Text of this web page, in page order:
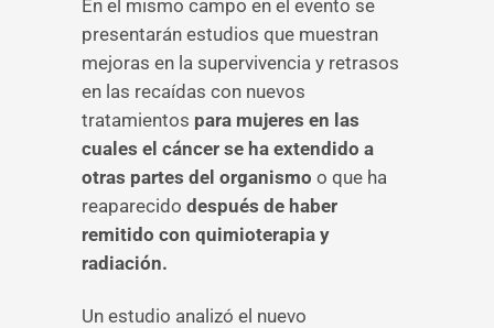
En el mismo campo en el evento se
presentarán estudios que muestran
mejoras en la supervivencia y retrasos
en las recaídas con nuevos
tratamientos para mujeres en las
cuales el cáncer se ha extendido a
otras partes del organismo o que ha
reaparecido después de haber
remitido con quimioterapia y
radiación.
Un estudio analizó el nuevo